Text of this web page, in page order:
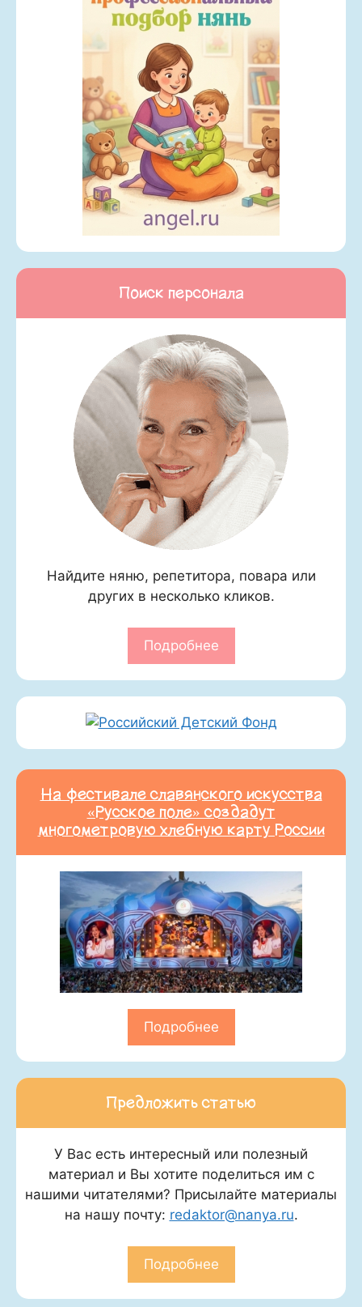
Поиск персонала
Найдите няню, репетитора, повара или
других в несколько кликов.
Подробнее
На фестивале славянского искусства
«Русское поле» создадут
многометровую хлебную карту России
Подробнее
Предложить статью
У Вас есть интересный или полезный
материал и Вы хотите поделиться им с
нашими читателями? Присылайте материалы
на нашу почту: redaktor@nanya.ru.
Подробнее